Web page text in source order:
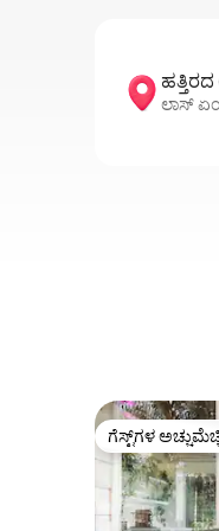
ಲಾಸ್
ಗೆಸ್ಟ್‌ಗಳ
ಗೆಸ್ಟ್‌ಗಳ